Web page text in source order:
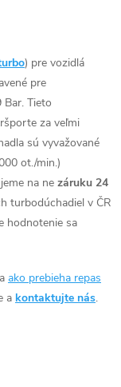
) pre vozidlá
pre
Tieto
za veľmi
sú vyvažované
ot./min.)
na ne záruku 24
turbodúchadiel v ČR
hodnotenie sa
ako prebieha repas
a kontaktujte nás.